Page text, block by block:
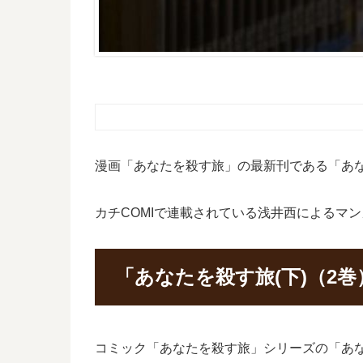
漫画「あなたを殺す旅」の最新刊である「あ
カチCOMIで連載されている浅井西によるマ
「あなたを殺す旅(下)（2
コミック「あなたを殺す旅」シリーズの「